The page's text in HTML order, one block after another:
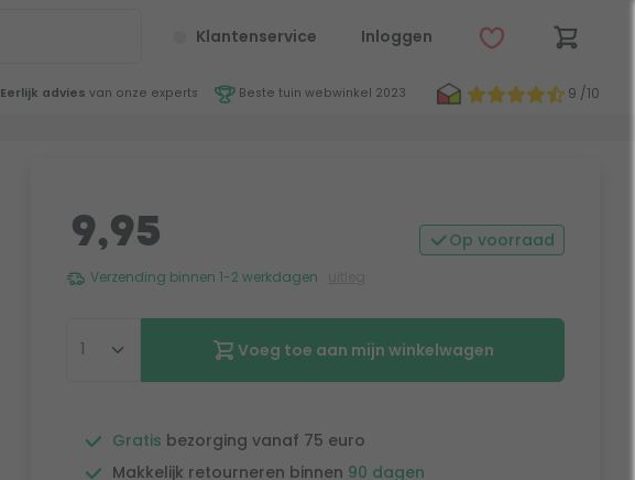
Klantenservice Inloggen
Eerlijk advies van onze experts Beste tuin webwinkel 2023
9 /10
9,95 Op voorraad
Verzending binnen 1-2 werkdagen
Voeg toe aan mijn winkelwagen
Gratis bezorging vanaf 75 euro
Makkelijk retourneren binnen 90 dagen